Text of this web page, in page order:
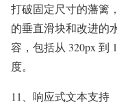
打破固定尺寸的藩篱
的垂直滑块和改进的
容，包括从 320px 到
度。
11、响应式文本支持